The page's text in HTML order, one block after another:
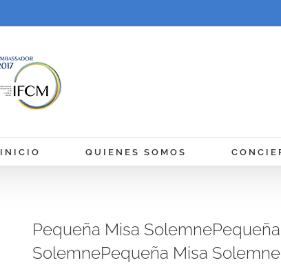
INICIO QUIENES SOMOS
Pequeña Misa
SolemnePequeña Misa Solemne